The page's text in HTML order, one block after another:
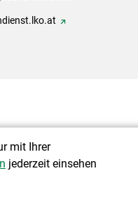
mit Ihrer
jederzeit einsehen